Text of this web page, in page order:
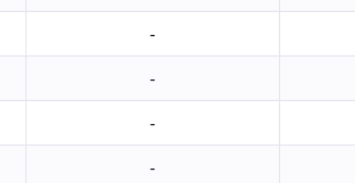
-
-
-
-